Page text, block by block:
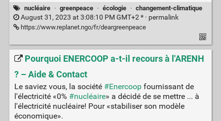
nucléaire · greenpeace · écologie · changement-climatique
August 31, 2023 at 3:08:10 PM GMT+2 * · permalink
https://www.replanet.ngo/fr/deargreenpeace
Pourquoi ENERCOOP a-t-il recours à l'ARENH
? – Aide & Contact
Le saviez vous, la société #Enercoopfournissant de
l'électricité «0% #nucléaire» a décidé de se mettre ... à
l'électricité nucléaire! Pour «stabiliser son modèle
économique».